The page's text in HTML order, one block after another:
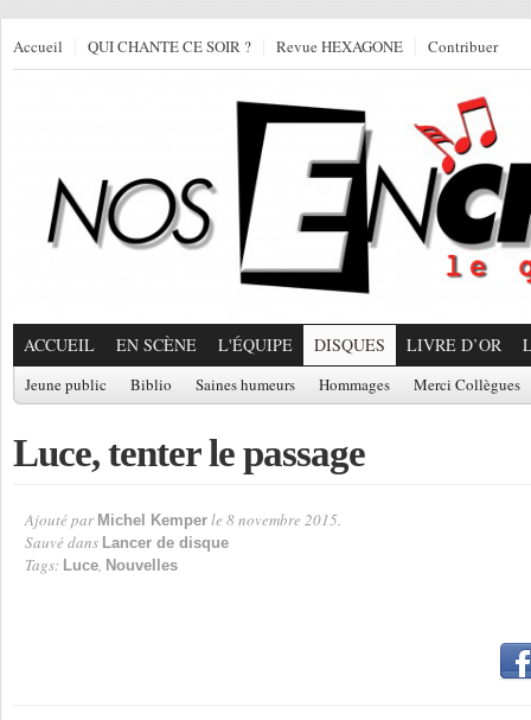
Accueil QUI CHANTE CE SOIR ? Revue HEXAGONE Contribuer
ACCUEIL EN SCÈNE L'ÉQUIPE DISQUES LIVRE D’OR
Jeune public Biblio Saines humeurs Hommages Merci Collègues
Luce, tenter le passage
Ajouté par Michel Kemper le 8 novembre 2015.
Sauvé dans Lancer de disque
Tags: Luce, Nouvelles